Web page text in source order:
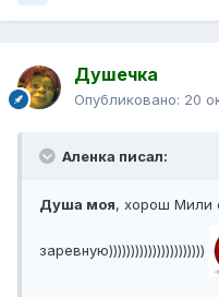
Душечка
Опубликовано: 20
Аленка писал:
Душа моя, хорош Мили
заревную))))))))))))))))))))))